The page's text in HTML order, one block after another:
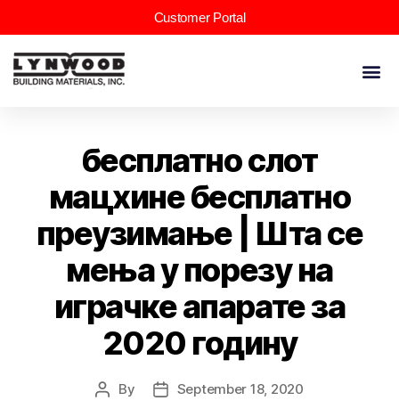
Customer Portal
бесплатно слот
мацхине бесплатно
преузимање | Шта се
мења у порезу на
играчке апарате за
2020 годину
By September 18, 2020